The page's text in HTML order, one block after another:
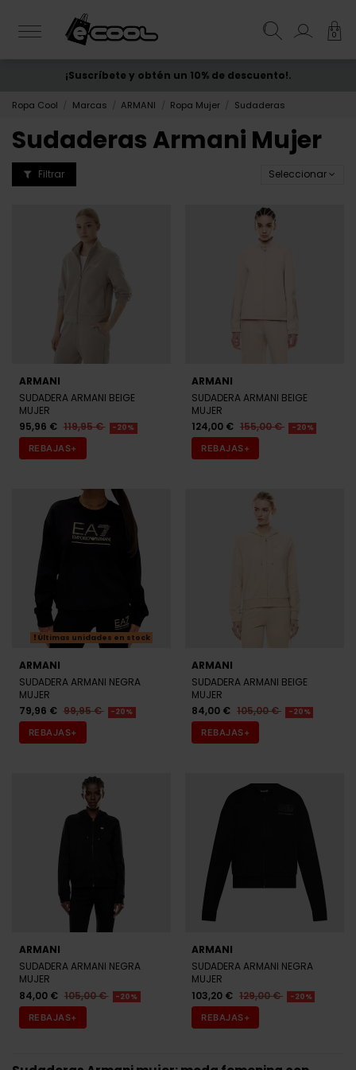
0
ENVÍO GRATIS desde 50€
¡Suscríbete y obtén un 10% de descuento!.
Ropa Cool Marcas ARMANI Ropa Mujer Sudaderas
Sudaderas Armani Mujer
Filtrar Seleccionar
ARMANI
SUDADERA ARMANI BEIGE
MUJER
95,96 € 119,95 € -20%
REBAJAS+
ARMANI
SUDADERA ARMANI BEIGE
MUJER
124,00 € 155,00 € -20%
REBAJAS+
Últimas unidades en stock
ARMANI
SUDADERA ARMANI NEGRA
MUJER
79,96 € 99,95 € -20%
REBAJAS+
ARMANI
SUDADERA ARMANI BEIGE
MUJER
84,00 € 105,00 € -20%
REBAJAS+
ARMANI
SUDADERA ARMANI NEGRA
MUJER
84,00 € 105,00 € -20%
REBAJAS+
ARMANI
SUDADERA ARMANI NEGRA
MUJER
103,20 € 129,00 € -20%
REBAJAS+